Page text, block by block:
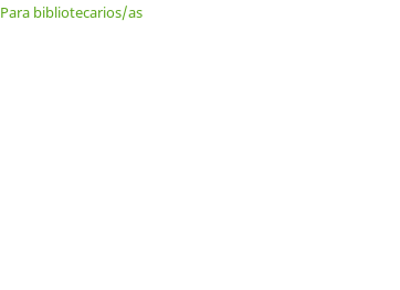
Para bibliotecarios/as